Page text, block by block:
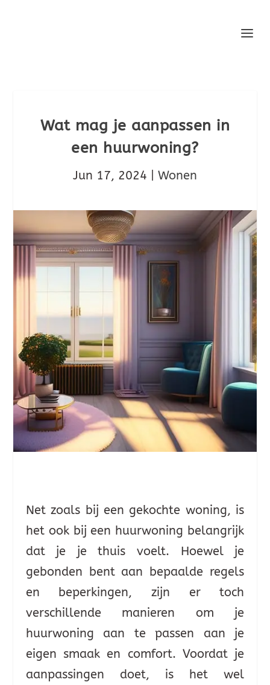
Wat mag je aanpassen in
een huurwoning?
Jun 17, 2024 Wonen
Net zoals bij een gekochte woning, is
het ook bij een huurwoning belangrijk
dat je je thuis voelt. Hoewel je
gebonden bent aan bepaalde regels
en beperkingen, zijn er toch
verschillende manieren om je
huurwoning aan te passen aan je
eigen smaak en comfort. Voordat je
aanpassingen doet, is het wel